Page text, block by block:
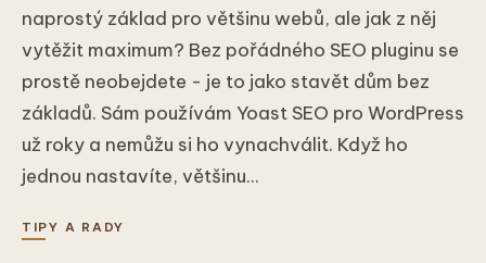
naprostý základ pro většinu webů, ale jak z něj
vytěžit maximum? Bez pořádného SEO pluginu se
prostě neobejdete - je to jako stavět dům bez
základů. Sám používám Yoast SEO pro WordPress
už roky a nemůžu si ho vynachválit. Když ho
jednou nastavíte, většinu...
TIPY A RADY